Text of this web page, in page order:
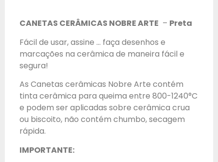
CANETAS CERÂMICAS NOBRE ARTE – Preta
Fácil de usar, assine … faça desenhos e
marcações na cerâmica de maneira fácil e
segura!
As Canetas cerâmicas Nobre Arte contém
tinta cerâmica para queima entre 800-1240°C
e podem ser aplicadas sobre cerâmica crua
ou biscoito, não contém chumbo, secagem
rápida.
IMPORTANTE: